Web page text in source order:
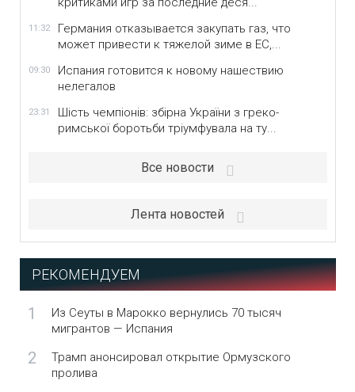
11:32
Германия отказывается закупать газ, что
может привести к тяжелой зиме в ЕС,...
09:30
Испания готовится к новому нашествию
нелегалов
23:31
Шість чемпіонів: збірна України з греко-
римської боротьби тріумфувала на ту...
Все новости
Лента новостей
РЕКОМЕНДУЕМ
1
Из Сеуты в Марокко вернулись 70 тысяч
мигрантов — Испания
2
Трамп анонсировал открытие Ормузского
пролива